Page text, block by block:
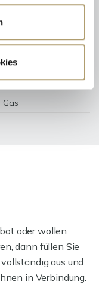
ab dem 1.5.2014
F
1984
Zentralheizung
Gas
oder wollen
dann füllen Sie
aus und
in Verbindung.